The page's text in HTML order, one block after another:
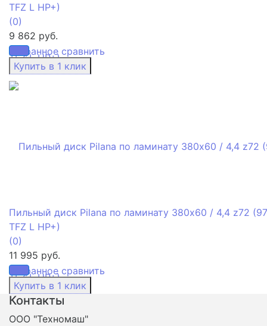
избранное сравнить
TFZ L HP+)
(0)
9 862 руб.
избранное сравнить
Пильный диск Pilana по ламинату 380x60 / 4,4 z72 (97
TFZ L HP+)
(0)
11 995 руб.
Контакты
ООО "Техномаш"